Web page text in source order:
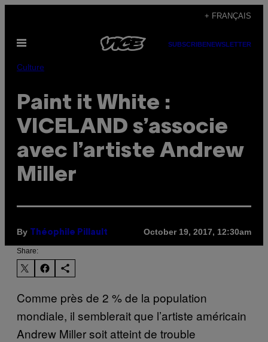
content
+ FRANÇAIS
Open
SUBSCRIBENEWSLETTER
Culture
Paint it White :
VICELAND s’associe
avec l’artiste Andrew
Miller
By Théophile Pillault October 19, 2017, 12:30am
Share:
Comme près de 2 % de la population
mondiale, il semblerait que l’artiste américain
Andrew Miller soit atteint de trouble